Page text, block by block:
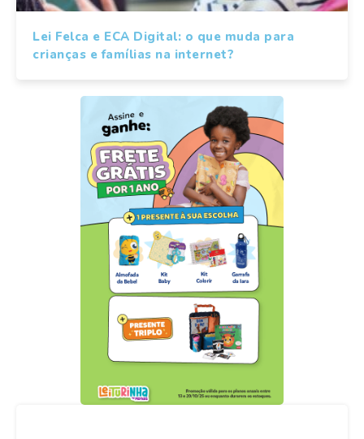
Lei Felca e ECA Digital: o que muda para
crianças e famílias na internet?